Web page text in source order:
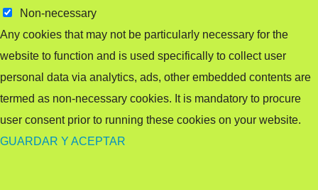
Non-necessary
Any cookies that may not be particularly necessary for the
website to function and is used specifically to collect user
personal data via analytics, ads, other embedded contents are
termed as non-necessary cookies. It is mandatory to procure
user consent prior to running these cookies on your website.
GUARDAR Y ACEPTAR